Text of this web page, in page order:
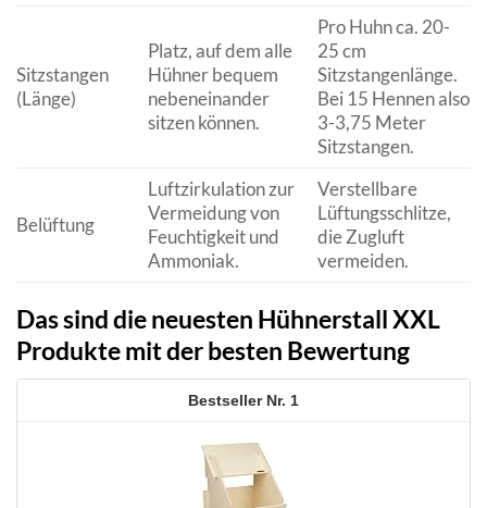
Sitzstangen
(Länge)
Platz, auf dem alle
Hühner bequem
nebeneinander
sitzen können.
Pro Huhn ca. 20-
25 cm
Sitzstangenlänge.
Bei 15 Hennen also
3-3,75 Meter
Sitzstangen.
Belüftung
Luftzirkulation zur
Vermeidung von
Feuchtigkeit und
Ammoniak.
Verstellbare
Lüftungsschlitze,
die Zugluft
vermeiden.
Das sind die neuesten Hühnerstall XXL
Produkte mit der besten Bewertung
1